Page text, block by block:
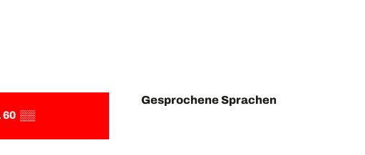
60 ▒▒
Gesprochene Sprachen
Gesprochene Sprachen